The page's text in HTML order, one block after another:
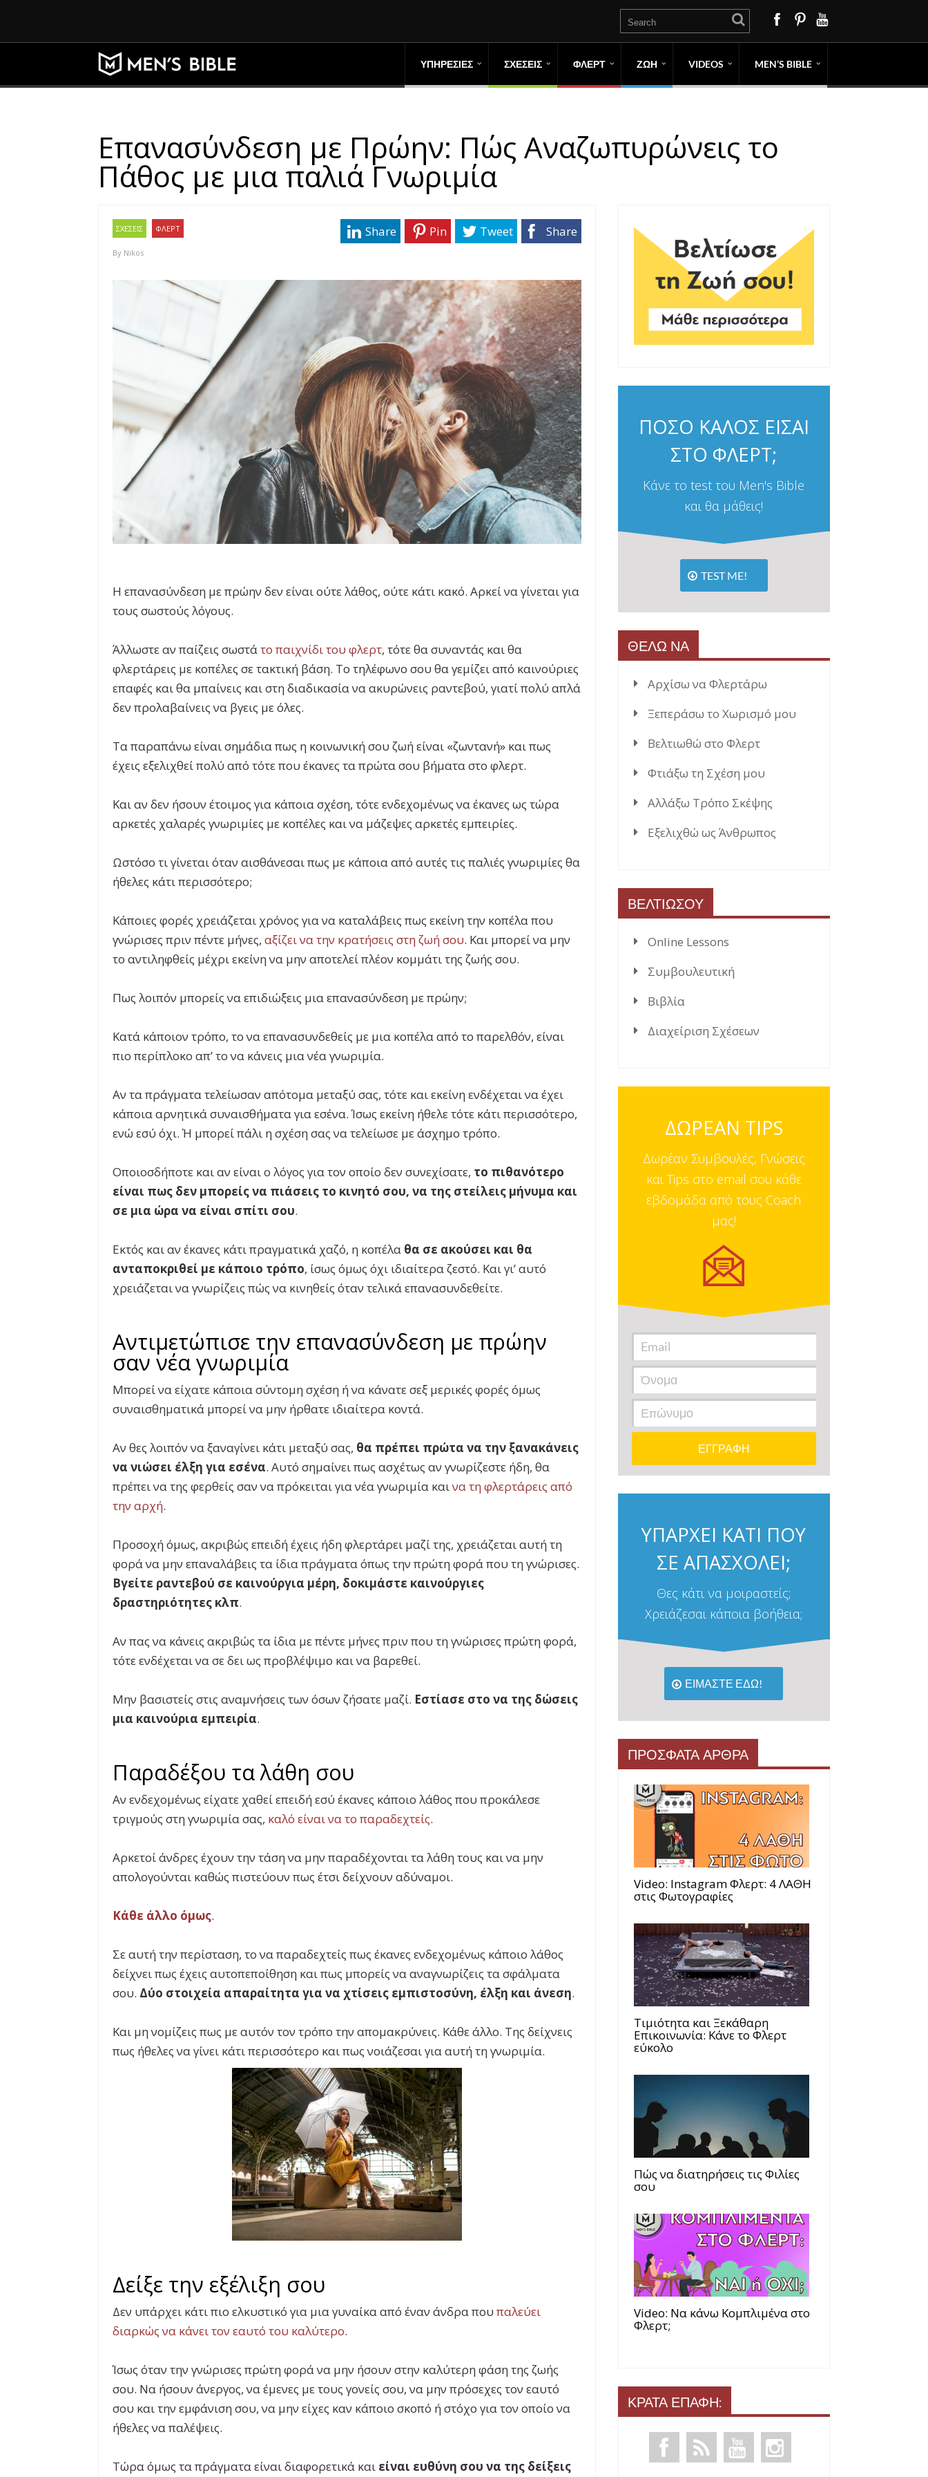
ΥΠΗΡΕΣΙΕΣ ΣΧΕΣΕΙΣ ΦΛΕΡΤ ΖΩΗ VIDEOS MEN’S BIBLE
Επανασύνδεση με Πρώην: Πώς Αναζωπυρώνεις το
Πάθος με μια παλιά Γνωριμία
ΣΧΕΣΕΙΣ ΦΛΕΡΤ
By Nikos
Share
Tweet
Pin
Share
Η επανασύνδεση με πρώην δεν είναι ούτε λάθος, ούτε κάτι κακό. Αρκεί να γίνεται για
τους σωστούς λόγους.
Άλλωστε αν παίζεις σωστάτο παιχνίδι του φλερτ, τότε θα συναντάς και θα
φλερτάρεις με κοπέλες σε τακτική βάση. Το τηλέφωνο σου θα γεμίζει από καινούριες
επαφές και θα μπαίνεις και στη διαδικασία να ακυρώνεις ραντεβού, γιατί πολύ απλά
δεν προλαβαίνεις να βγεις με όλες.
Τα παραπάνω είναι σημάδια πως η κοινωνική σου ζωή είναι «ζωντανή» και πως
έχεις εξελιχθεί πολύ από τότε που έκανες τα πρώτα σου βήματα στο φλερτ.
Και αν δεν ήσουν έτοιμος για κάποια σχέση, τότε ενδεχομένως να έκανες ως τώρα
αρκετές χαλαρές γνωριμίες με κοπέλες και να μάζεψες αρκετές εμπειρίες.
Ωστόσο τι γίνεται όταν αισθάνεσαι πως με κάποια από αυτές τις παλιές γνωριμίες θα
ήθελες κάτι περισσότερο;
Κάποιες φορές χρειάζεται χρόνος για να καταλάβεις πως εκείνη την κοπέλα που
γνώρισες πριν πέντε μήνες, αξίζει να την κρατήσεις στη ζωή σου. Και μπορεί να μην
το αντιληφθείς μέχρι εκείνη να μην αποτελεί πλέον κομμάτι της ζωής σου.
Πως λοιπόν μπορείς να επιδιώξεις μια επανασύνδεση με πρώην;
Κατά κάποιον τρόπο, το να επανασυνδεθείς με μια κοπέλα από το παρελθόν, είναι
πιο περίπλοκο απ’ το να κάνεις μια νέα γνωριμία.
Αν τα πράγματα τελείωσαν απότομα μεταξύ σας, τότε και εκείνη ενδέχεται να έχει
κάποια αρνητικά συναισθήματα για εσένα. Ίσως εκείνη ήθελε τότε κάτι περισσότερο,
ενώ εσύ όχι. Ή μπορεί πάλι η σχέση σας να τελείωσε με άσχημο τρόπο.
Οποιοσδήποτε και αν είναι ο λόγος για τον οποίο δεν συνεχίσατε, το πιθανότερο
είναι πως δεν μπορείς να πιάσεις το κινητό σου, να της στείλεις μήνυμα και
σε μια ώρα να είναι σπίτι σου.
Εκτός και αν έκανες κάτι πραγματικά χαζό, η κοπέλα θα σε ακούσει και θα
ανταποκριθεί με κάποιο τρόπο, ίσως όμως όχι ιδιαίτερα ζεστό. Και γι’ αυτό
χρειάζεται να γνωρίζεις πώς να κινηθείς όταν τελικά επανασυνδεθείτε.
Αντιμετώπισε την επανασύνδεση με πρώην
σαν νέα γνωριμία
Μπορεί να είχατε κάποια σύντομη σχέση ή να κάνατε σεξ μερικές φορές όμως
συναισθηματικά μπορεί να μην ήρθατε ιδιαίτερα κοντά.
Αν θες λοιπόν να ξαναγίνει κάτι μεταξύ σας, θα πρέπει πρώτα να την ξανακάνεις
να νιώσει έλξη για εσένα. Αυτό σημαίνει πως ασχέτως αν γνωρίζεστε ήδη, θα
πρέπει να της φερθείς σαν να πρόκειται για νέα γνωριμία καινα τη φλερτάρεις από
την αρχή.
Προσοχή όμως, ακριβώς επειδή έχεις ήδη φλερτάρει μαζί της, χρειάζεται αυτή τη
φορά να μην επαναλάβεις τα ίδια πράγματα όπως την πρώτη φορά που τη γνώρισες.
Βγείτε ραντεβού σε καινούργια μέρη, δοκιμάστε καινούργιες
δραστηριότητες κλπ.
Αν πας να κάνεις ακριβώς τα ίδια με πέντε μήνες πριν που τη γνώρισες πρώτη φορά,
τότε ενδέχεται να σε δει ως προβλέψιμο και να βαρεθεί.
Μην βασιστείς στις αναμνήσεις των όσων ζήσατε μαζί. Εστίασε στο να της δώσεις
μια καινούρια εμπειρία.
Παραδέξου τα λάθη σου
Αν ενδεχομένως είχατε χαθεί επειδή εσύ έκανες κάποιο λάθος που προκάλεσε
τριγμούς στη γνωριμία σας, καλό είναι να το παραδεχτείς.
Αρκετοί άνδρες έχουν την τάση να μην παραδέχονται τα λάθη τους και να μην
απολογούνται καθώς πιστεύουν πως έτσι δείχνουν αδύναμοι.
Κάθε άλλο όμως.
Σε αυτή την περίσταση, το να παραδεχτείς πως έκανες ενδεχομένως κάποιο λάθος
δείχνει πως έχεις αυτοπεποίθηση και πως μπορείς να αναγνωρίζεις τα σφάλματα
σου. Δύο στοιχεία απαραίτητα για να χτίσεις εμπιστοσύνη, έλξη και άνεση.
Και μη νομίζεις πως με αυτόν τον τρόπο την απομακρύνεις. Κάθε άλλο. Της δείχνεις
πως ήθελες να γίνει κάτι περισσότερο και πως νοιάζεσαι για αυτή τη γνωριμία.
Δείξε την εξέλιξη σου
Δεν υπάρχει κάτι πιο ελκυστικό για μια γυναίκα από έναν άνδρα που παλεύει
διαρκώς να κάνει τον εαυτό του καλύτερο.
Ίσως όταν την γνώρισες πρώτη φορά να μην ήσουν στην καλύτερη φάση της ζωής
σου. Να ήσουν άνεργος, να έμενες με τους γονείς σου, να μην πρόσεχες τον εαυτό
σου και την εμφάνιση σου, να μην είχες καν κάποιο σκοπό ή στόχο για τον οποίο να
ήθελες να παλέψεις.
Τώρα όμως τα πράγματα είναι διαφορετικά και είναι ευθύνη σου να της δείξεις
ΠΟΣΟ ΚΑΛΟΣ ΕΙΣΑΙ
ΣΤΟ ΦΛΕΡΤ;
Κάνε το test του Men's Bible
και θα μάθεις!
TEST ME!
ΘΕΛΩ ΝΑ
Αρχίσω να Φλερτάρω
Ξεπεράσω το Χωρισμό μου
Βελτιωθώ στο Φλερτ
Φτιάξω τη Σχέση μου
Αλλάξω Τρόπο Σκέψης
Εξελιχθώ ως Άνθρωπος
ΒΕΛΤΙΩΣΟΥ
Online Lessons
Συμβουλευτική
Βιβλία
Διαχείριση Σχέσεων
ΔΩΡΕΑΝ TIPS
Δωρέαν Συμβουλές, Γνώσεις
και Tips στο email σου κάθε
εβδομάδα από τους Coach
μας!
ΥΠΑΡΧΕΙ ΚΑΤΙ ΠΟΥ
ΣΕ ΑΠΑΣΧΟΛΕΙ;
Θες κάτι να μοιραστείς;
Χρειάζεσαι κάποια βοήθεια;
ΕΙΜΑΣΤΕ ΕΔΩ!
ΠΡΟΣΦΑΤΑ ΑΡΘΡΑ
Video: Instagram Φλερτ: 4 ΛΑΘΗ
στις Φωτογραφίες
Τιμιότητα και Ξεκάθαρη
Επικοινωνία: Κάνε το Φλερτ
εύκολο
Πώς να διατηρήσεις τις Φιλίες
σου
Video: Να κάνω Κομπλιμένα στο
Φλερτ;
ΚΡΑΤΑ ΕΠΑΦΗ: